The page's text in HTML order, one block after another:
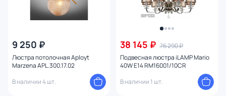
9 250 ₽
Люстра потолочная Aployt
Marzena APL.300.17.02
В наличии 4 шт.
38 145 ₽ 76 290 ₽
Подвесная люстра iLAMP Mario
40W E14 RM16001/10CR
В наличии 1 шт.